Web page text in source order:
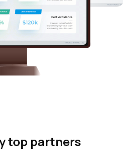
top partners